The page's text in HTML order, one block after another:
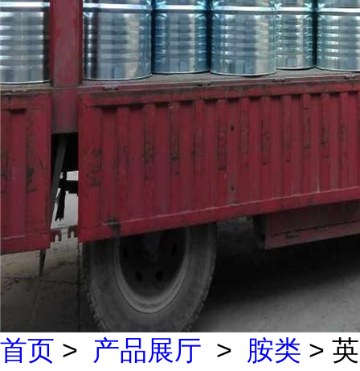
首页 > 产品展厅 > 胺类 > 英